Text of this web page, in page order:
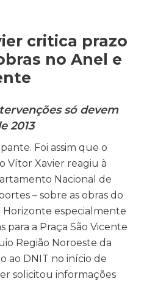
critica prazo
no Anel e
só devem
2013
Foi assim que o
Vítor Xavier reagiu à
Nacional de
– sobre as obras do
Horizonte especialmente
para a Praça São Vicente
Região Noroeste da
ao DNIT no início de
solicitou informações